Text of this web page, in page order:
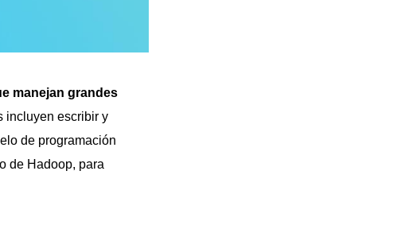
manejan grandes
incluyen escribir y
de programación
de Hadoop, para